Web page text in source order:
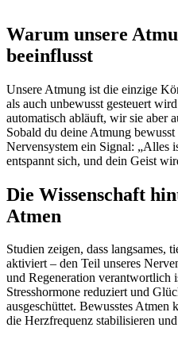
Warum unsere
beeinflusst
Unsere Atmung ist die einzige
als auch unbewusst gesteuert
automatisch abläuft, wir sie aber
Sobald du deine Atmung
Nervensystem ein Signal: „Alles
entspannt sich, und dein Geist
Die Wissenschaft
Atmen
Studien zeigen, dass langsames,
aktiviert – den Teil unseres
und Regeneration verantwortlich
Stresshormone reduziert und
ausgeschüttet. Bewusstes Atmen
die Herzfrequenz stabilisieren